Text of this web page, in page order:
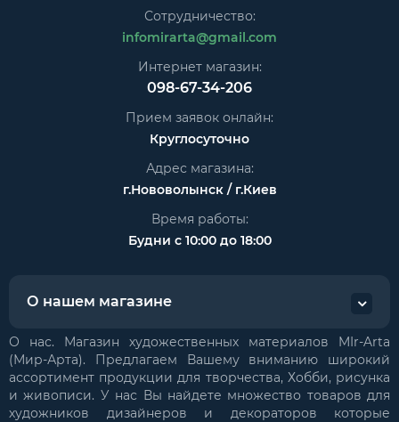
Сотрудничество:
infomirarta@gmail.com
Интернет магазин:
098-67-34-206
Прием заявок онлайн:
Круглосуточно
Адрес магазина:
г.Нововолынск / г.Киев
Время работы:
Будни с 10:00 до 18:00
О нашем магазине
О нас. Магазин художественных материалов MIr-Arta
(Мир-Арта). Предлагаем Вашему вниманию широкий
ассортимент продукции для творчества, Хобби, рисунка
и живописи. У нас Вы найдете множество товаров для
художников дизайнеров и декораторов которые